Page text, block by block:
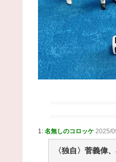
ｗｗｗｗｗｗｗｗ
まとめサイトアン
【朗報】65kgの
るで別人になる /
(8/7 08:00)
【プロ野球】強
リーグファンが語
本音 / 2chまとめア
小林製薬「安楽
なりそう？もし作
【朗報】ユニク
ーにも導入へ /
36歳の彼女と結
1: 名無しのコロッケ 2025/
〈独自〉菅義偉